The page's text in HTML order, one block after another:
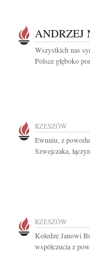
ANDRZEJ
Wszystkich nas
Polsce głęboko
RZESZÓW
Ewuniu, z
Szwejczaka,
RZESZÓW
Koledze Janowi
współczucia z